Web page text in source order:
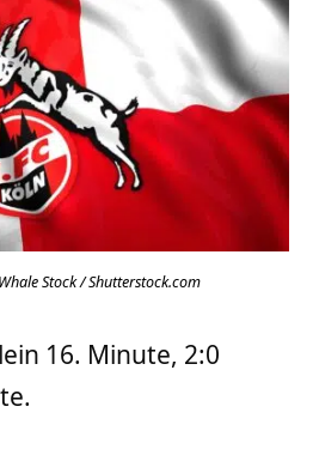
Stock / Shutterstock.com
16. Minute, 2:0